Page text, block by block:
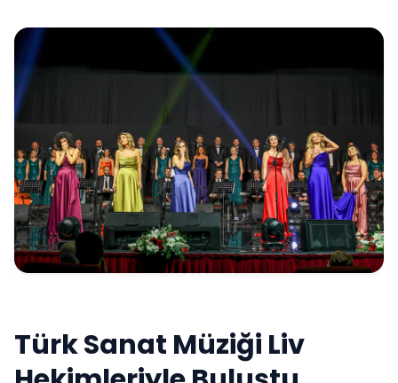
Türk Sanat Müziği Liv